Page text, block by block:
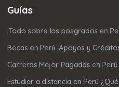
Guías
¡Todo sobre los posgrados en
Becas en Perú ¡Apoyos y
Carreras Mejor Pagadas en
Estudiar a distancia en Perú